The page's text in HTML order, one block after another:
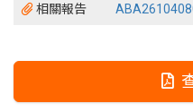
相關報告